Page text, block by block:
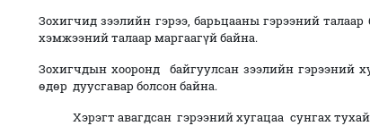
Зохигчид зээлийн гэрээ, барьцааны гэрээний
хэмжээний талаар маргаагүй байна.
Зохигчдын хооронд байгуулсан зээлийн гэрээний
өдөр дуусгавар болсон байна.
Хэрэгт авагдсан гэрээний хугацаа сунгах